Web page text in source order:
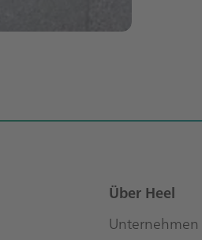
Über Heel
Unternehmen